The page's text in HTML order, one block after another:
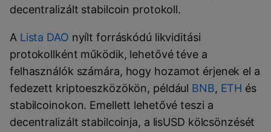
decentralizált stabilcoin protokoll.
A Lista DAO nyílt forráskódú likviditási
protokollként működik, lehetővé téve a
felhasználók számára, hogy hozamot érjenek el a
fedezett kriptoeszközökön, például BNB, ETH és
stabilcoinokon. Emellett lehetővé teszi a
decentralizált stabilcoinja, a lisUSD kölcsönzését